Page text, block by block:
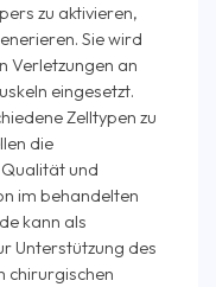
zu aktivieren,
Sie wird
Verletzungen an
eingesetzt.
Zelltypen zu
die
und
im behandelten
kann als
Unterstützung des
chirurgischen